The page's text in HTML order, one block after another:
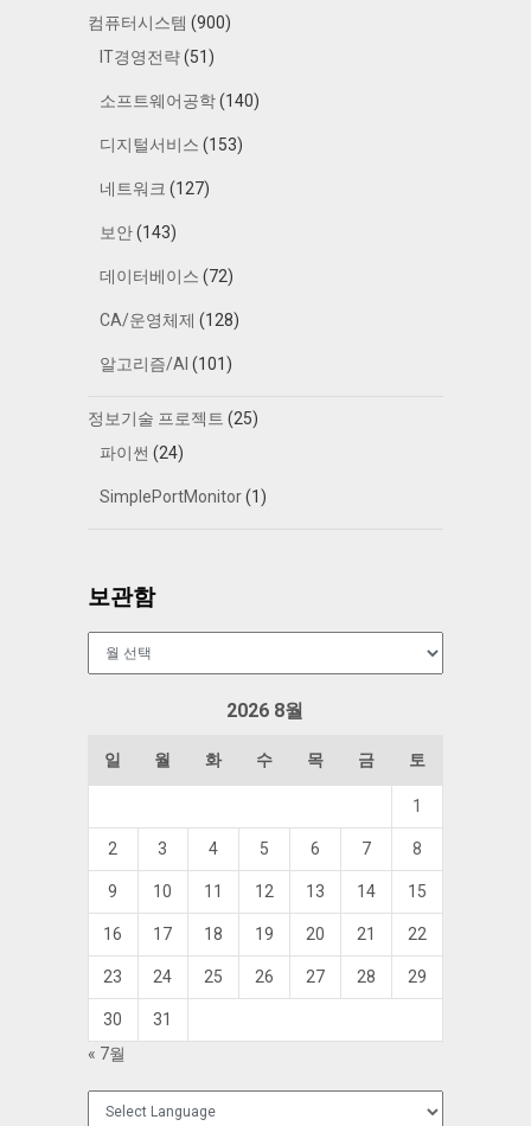
컴퓨터시스템 (900)
IT경영전략(51)
소프트웨어공학(140)
디지털서비스 (153)
네트워크 (127)
보안(143)
데이터베이스 (72)
CA/운영체제 (128)
알고리즘/AI (101)
정보기술 프로젝트 (25)
파이썬 (24)
SimplePortMonitor(1)
보관함
2026 8월
일 월 화 수 목 금 토
1
2 3 4 5 6 7 8
9 10 11 12 13 14 15
16 17 18 19 20 21 22
23 24 25 26 27 28 29
30
31
« 7월